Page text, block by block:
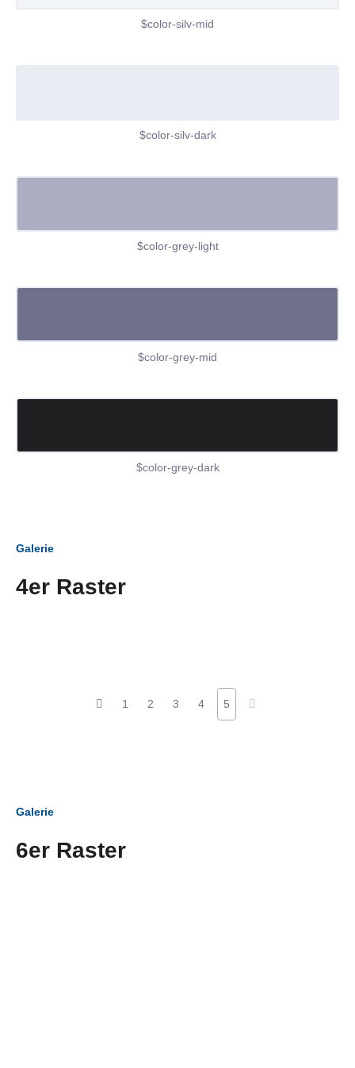
$color-silv-mid
$color-silv-dark
$color-grey-light
$color-grey-mid
$color-grey-dark
Galerie
4er Raster
1 2 3 4 5
Galerie
6er Raster